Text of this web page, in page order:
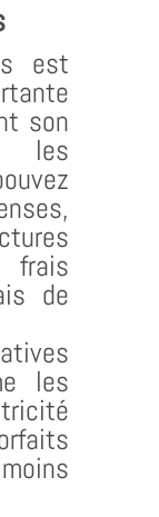
est
son
les
de
les